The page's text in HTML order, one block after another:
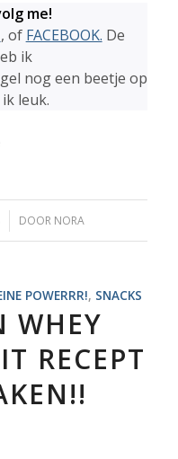
me!
, of FACEBOOK. De
ik
nog een beetje op
leuk.
DOOR NORA
POWERRR!, SNACKS
WHEY
RECEPT